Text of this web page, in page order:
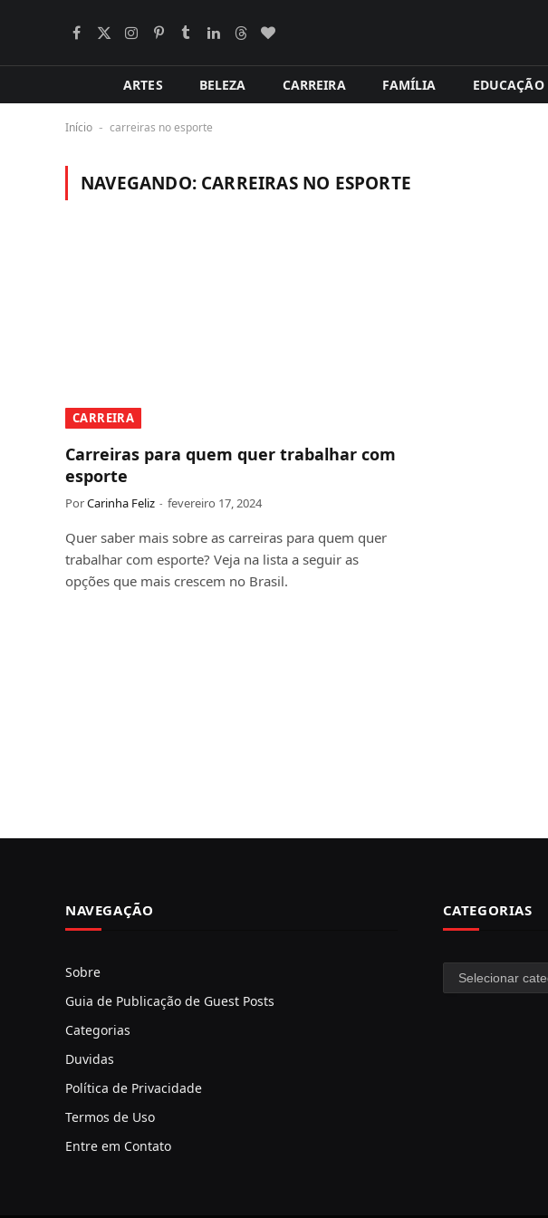
Facebook
X
Instagram
Pinterest
TumblrLinkedIn
TópicosBlogLovin
ARTES BELEZA CARREIRA FAMÍLIA EDUCAÇÃO
Início - carreiras no esporte
NAVEGANDO: CARREIRAS NO ESPORTE
CARREIRA
Carreiras para quem quer trabalhar com
esporte
PorCarinha Feliz fevereiro 17, 2024
Quer saber mais sobre as carreiras para quem quer
trabalhar com esporte? Veja na lista a seguir as
opções que mais crescem no Brasil.
NAVEGAÇÃO
Sobre
Guia de Publicação de Guest Posts
Categorias
Duvidas
Política de Privacidade
Termos de Uso
Entre em Contato
CATEGORIAS
Categorias